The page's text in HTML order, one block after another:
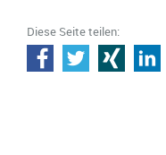
Diese Seite teilen: